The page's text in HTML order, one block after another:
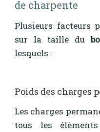
de charpente
Plusieurs facteurs
sur la taille du
lesquels :
Poids des charges
Les charges
tous les éléments